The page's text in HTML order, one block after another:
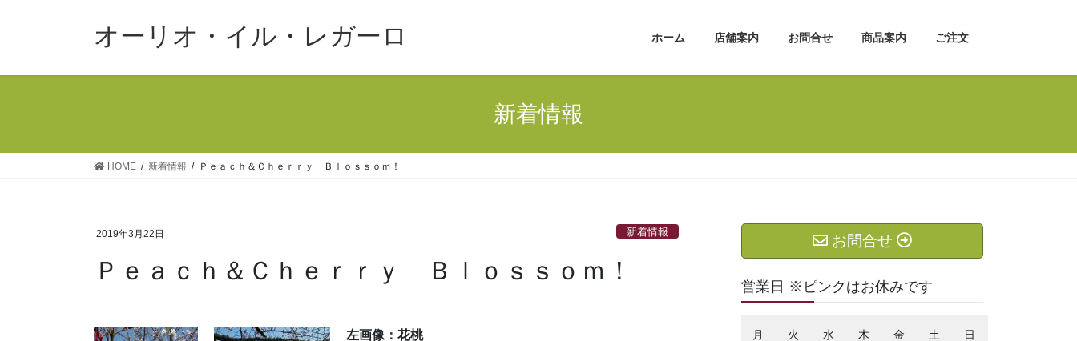
オーリオ・イル・レガーロ ホーム 店舗案内 お問合せ 商品案内 ご注文
新着情報
HOME 新着情報 Ｐｅａｃｈ＆Ｃｈｅｒｒｙ Ｂｌｏｓｓｏｍ！
2019年3月22日 新着情報
Ｐｅａｃｈ＆Ｃｈｅｒｒｙ Ｂｌｏｓｓｏｍ！
左画像：花桃
お問合せ
営業日 ※ピンクはお休みです
月 火 水 木 金 土 日